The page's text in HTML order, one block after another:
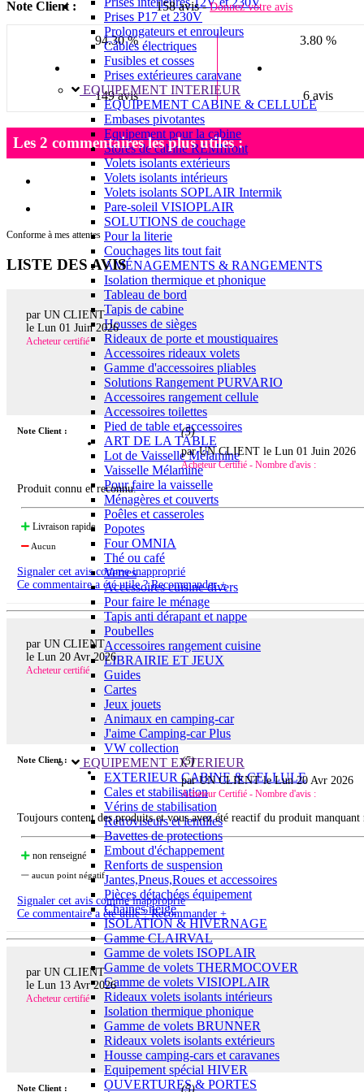
Prises P17 et 230V
Prolongateurs et enrouleurs
Câbles électriques
Fusibles et cosses
Prises extérieures caravane
EQUIPEMENT INTERIEUR
EQUIPEMENT CABINE & CELLULE
Embases pivotantes
Equipement pour la cabine
Stores de cabine REMIfront
Volets isolants extérieurs
Volets isolants intérieurs
Volets isolants SOPLAIR Intermik
Pare-soleil VISIOPLAIR
SOLUTIONS de couchage
Pour la literie
Couchages lits tout fait
AMÉNAGEMENTS & RANGEMENTS
Isolation thermique et phonique
Tableau de bord
Tapis de cabine
Housses de sièges
Rideaux de porte et moustiquaires
Accessoires rideaux volets
Gamme d'accessoires pliables
Solutions Rangement PURVARIO
Accessoires rangement cellule
Accessoires toilettes
Pied de table et accessoires
ART DE LA TABLE
Lot de Vaisselle Mélamine
Vaisselle Mélamine
Pour faire la vaisselle
Ménagères et couverts
Poêles et casseroles
Popotes
Four OMNIA
Thé ou café
Verres
Accessoires cuisine divers
Pour faire le ménage
Tapis anti dérapant et nappe
Poubelles
Accessoires rangement cuisine
LIBRAIRIE ET JEUX
Guides
Cartes
Jeux jouets
Animaux en camping-car
J'aime Camping-car Plus
VW collection
EQUIPEMENT EXTERIEUR
EXTERIEUR CABINE & CELLULE
Cales et stabilisation
Vérins de stabilisation
Rétroviseurs et lentilles
Bavettes de protections
Embout d'échappement
Renforts de suspension
Jantes,Pneus,Roues et accessoires
Pièces détachées équipement
Chaînes neige
ISOLATION & HIVERNAGE
Gamme CLAIRVAL
Gamme de volets ISOPLAIR
Gamme de volets THERMOCOVER
Gamme de volets VISIOPLAIR
Rideaux volets isolants intérieurs
Isolation thermique phonique
Gamme de volets BRUNNER
Rideaux volets isolants extérieurs
Housse camping-cars et caravanes
Equipement spécial HIVER
OUVERTURES & PORTES
Note Client : 158 avis -Donnez votre avis
94.30 %
149 avis
3.80 %
6 avis
Les 2 commentaires les plus utiles :
Conforme à mes attentes
LISTE DES AVIS
par UN CLIENT
le Lun 01 Juin 2026
Acheteur certifié
Note Client : (5)
par UN CLIENT leLun 01 Juin 2026
Acheteur Certifié - Nombre d'avis :
Produit connu et reconnu.
Livraison rapide
Aucun
Signaler cet avis comme inapproprié
Ce commentaire a été utile ? Recommander +
par UN CLIENT
le Lun 20 Avr 2026
Acheteur certifié
Note Client : (5)
par UN CLIENT leLun 20 Avr 2026
Acheteur Certifié - Nombre d'avis :
Toujours content des produits et vous avez été reactif du produit
non renseigné
aucun point négatif
Signaler cet avis comme inapproprié
Ce commentaire a été utile ? Recommander +
par UN CLIENT
le Lun 13 Avr 2026
Acheteur certifié
Note Client : (5)